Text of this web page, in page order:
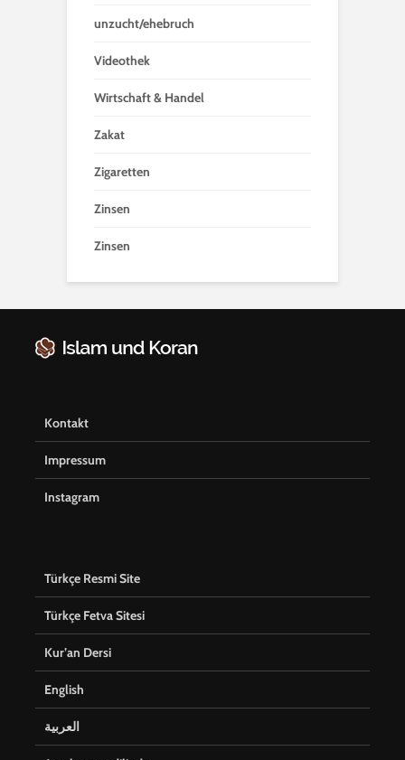
unzucht/ehebruch
Videothek
Wirtschaft & Handel
Zakat
Zigaretten
Zinsen
Zinsen
Kontakt
Impressum
Instagram
Türkçe Resmi Site
Türkçe Fetva Sitesi
Kur’an Dersi
English
العربية